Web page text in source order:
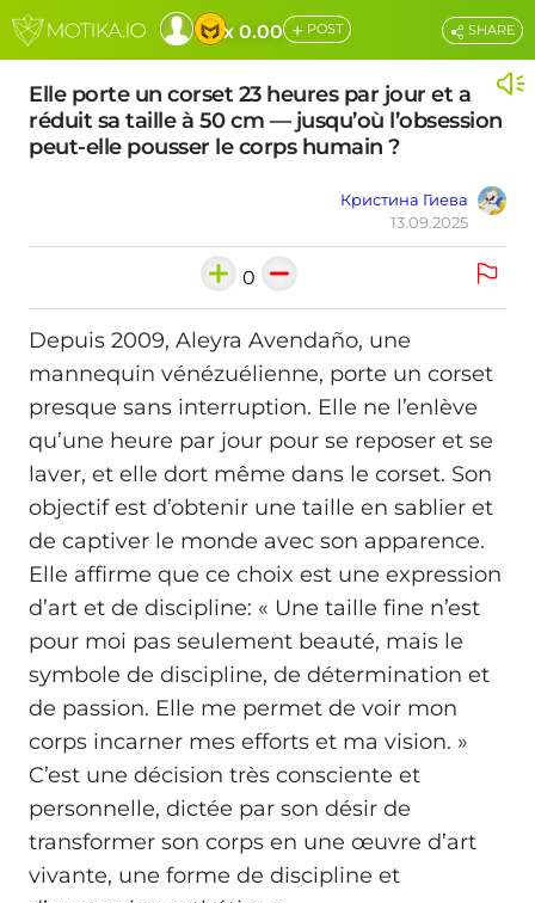
x 0.00 + POST
Elle porte un corset 23 heures par jour et a
réduit sa taille à 50 cm — jusqu’où l’obsession
peut-elle pousser le corps humain ?
Кристина Гиева
13.09.2025
SHARE
0
Depuis 2009, Aleyra Avendaño, une
mannequin vénézuélienne, porte un corset
presque sans interruption. Elle ne l’enlève
qu’une heure par jour pour se reposer et se
laver, et elle dort même dans le corset. Son
objectif est d’obtenir une taille en sablier et
de captiver le monde avec son apparence.
Elle affirme que ce choix est une expression
d’art et de discipline: « Une taille fine n’est
pour moi pas seulement beauté, mais le
symbole de discipline, de détermination et
de passion. Elle me permet de voir mon
corps incarner mes efforts et ma vision. »
C’est une décision très consciente et
personnelle, dictée par son désir de
transformer son corps en une œuvre d’art
vivante, une forme de discipline et